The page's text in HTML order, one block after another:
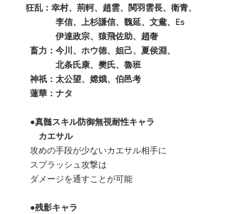
狂乱：幸村、荊軻、趙雲、関羽雲長、衛青、
李信、上杉謙信、魏延、文鴦、Es
伊達政宗、猿飛佐助、趙奢
畜力：今川、ホウ徳、妲己、夏侯淵、
北条氏康、樊氏、魯班
神祇：太公望、嫦娥、伯邑考
蓮華：ナタ
●真髄スキル防御無視耐性キャラ
カエサル
攻めの手段が少ないカエサル相手に
スプラッシュ攻撃は
ダメージを通すことが可能
●残影キャラ